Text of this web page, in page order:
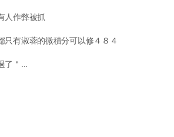
人作弊被抓
只有淑蓉的微積分可以修４８４
＂...